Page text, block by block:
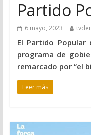
Partido
6 mayo, 2023
El Partido Popular
programa de
remarcado por “el
Leer más